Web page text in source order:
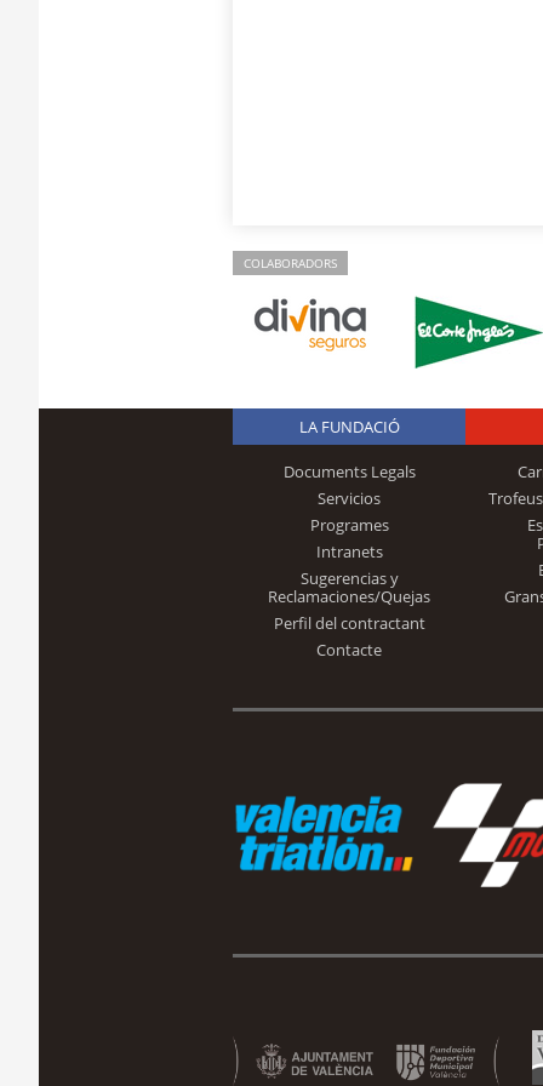
COLABORADORS
LA FUNDACIÓ
Documents Legals
Servicios
Programes
Intranets
Sugerencias y
Reclamaciones/Quejas
Perfil del contractant
Contacte